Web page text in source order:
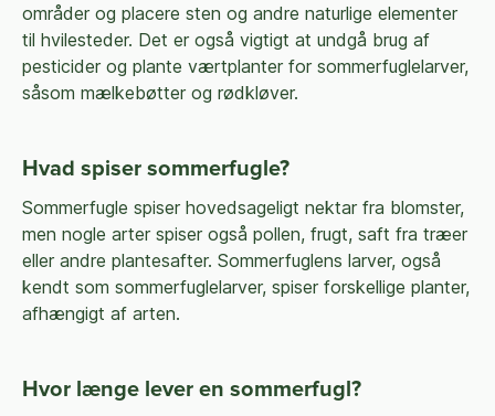
områder og placere sten og andre naturlige elementer
til hvilesteder. Det er også vigtigt at undgå brug af
pesticider og plante værtplanter for sommerfuglelarver,
såsom mælkebøtter og rødkløver.
Hvad spiser sommerfugle?
Sommerfugle spiser hovedsageligt nektar fra blomster,
men nogle arter spiser også pollen, frugt, saft fra træer
eller andre plantesafter. Sommerfuglens larver, også
kendt som sommerfuglelarver, spiser forskellige planter,
afhængigt af arten.
Hvor længe lever en sommerfugl?